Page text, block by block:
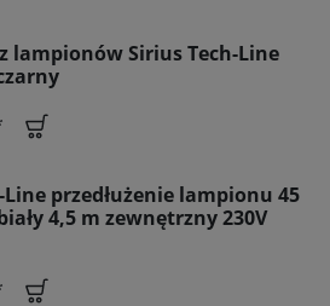
lampionów Sirius Tech-Line
Line przedłużenie lampionu 45
4,5 m zewnętrzny 230V